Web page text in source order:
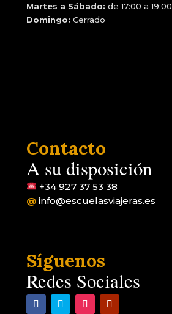
Martes a Sábado: de 17:00 a 19:00
Domingo: Cerrado
Contacto
A su disposición
+34 927 37 53 38
@ info@escuelasviajeras.es
Síguenos
Redes Sociales